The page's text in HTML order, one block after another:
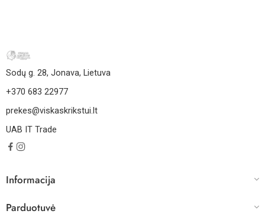
Sodų g. 28, Jonava, Lietuva
+370 683 22977
prekes@viskaskrikstui.lt
UAB IT Trade
Informacija
Parduotuvė